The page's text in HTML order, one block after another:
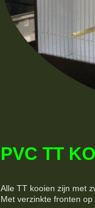
PVC TT
Alle TT kooien zijn met
Met verzinkte fronten op